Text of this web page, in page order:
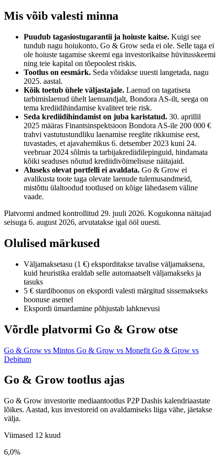
Mis võib valesti minna
Puudub tagasiostugarantii ja hoiuste kaitse. Kuigi see
tundub nagu hoiukonto, Go & Grow seda ei ole. Selle taga ei
ole hoiuste tagamise skeemi ega investorikaitse hüvitusskeemi
ning teie kapital on tõepoolest riskis.
Tootlus on eesmärk. Seda võidakse uuesti langetada, nagu
2025. aastal.
Kõik toetub ühele väljastajale. Laenud on tagatiseta
tarbimislaenud ühelt laenuandjalt, Bondora AS-ilt, seega on
tema krediidihindamise kvaliteet teie risk.
Seda krediidihindamist on juba karistatud. 30. aprillil
2025 määras Finantsinspektsioon Bondora AS-ile 200 000 €
trahvi vastutustundliku laenamise reeglite rikkumise eest,
tuvastades, et ajavahemikus 6. detsember 2023 kuni 24.
veebruar 2024 sõlmis ta tarbijakrediidilepinguid, hindamata
kõiki seaduses nõutud krediidivõimelisuse näitajaid.
Aluseks olevat portfelli ei avaldata. Go & Grow ei
avalikusta toote taga olevate laenude tulemusandmeid,
mistõttu ülaltoodud tootlused on kõige lähedasem väline
vaade.
Platvormi andmed kontrollitud 29. juuli 2026. Kogukonna näitajad
seisuga 6. august 2026, arvutatakse igal ööl uuesti.
Olulised märkused
Väljamaksetasu (1 €) eksporditakse tavalise väljamaksena,
kuid heuristika eraldab selle automaatselt väljamakseks ja
tasuks
5 € stardiboonus on ekspordi valesti märgitud sissemakseks
boonuse asemel
Ekspordi ümardamine põhjustab lahknevusi
Võrdle platvormi Go & Grow otse
Go & Grow vs Mintos Go & Grow vs Monefit Go & Grow vs
Debitum
Go & Grow tootlus ajas
Go & Grow investorite mediaantootlus P2P Dashis kalendriaastate
lõikes. Aastad, kus investoreid on avaldamiseks liiga vähe, jäetakse
välja.
Viimased 12 kuud
6,0%